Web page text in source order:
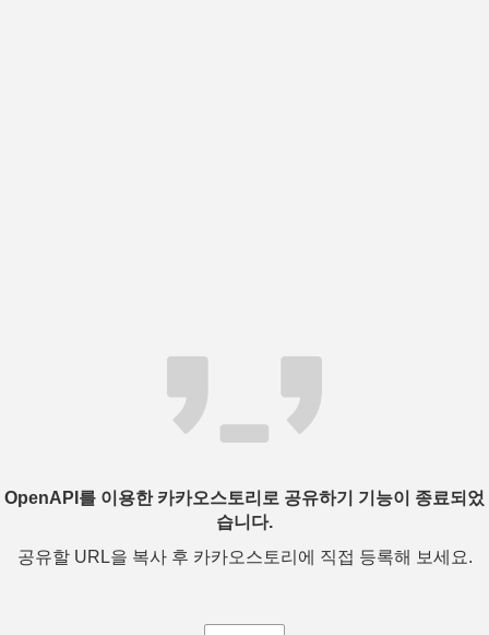
OpenAPI를 이용한 카카오스토리로 공유하기 기능이 종료되었
습니다.
공유할 URL을 복사 후 카카오스토리에 직접 등록해 보세요.